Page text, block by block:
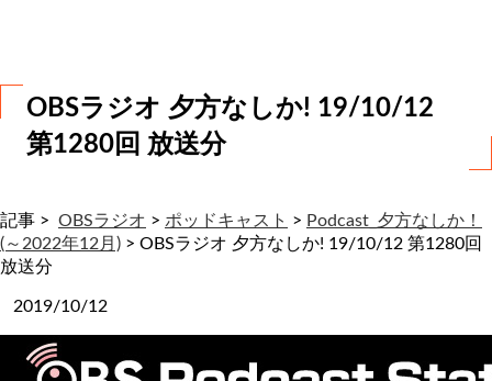
OBSラジオ 夕方なしか! 19/10/12
第1280回 放送分
記事 > OBSラジオ > ポッドキャスト > Podcast_夕方なしか！
(～2022年12月) > OBSラジオ 夕方なしか! 19/10/12 第1280回
放送分
2019/10/12